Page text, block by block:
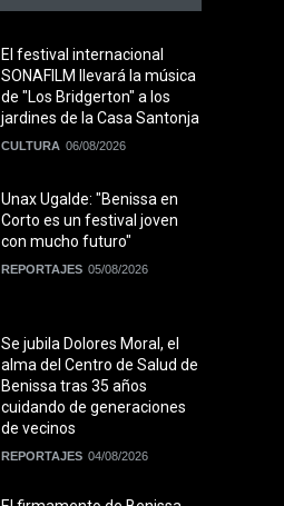
El festival internacional
SONAFILM llevará la música
de "Los Bridgerton" a los
jardines de la Casa Santonja
CULTURA 06/08/2026
Unax Ugalde: "Benissa en
Corto es un festival joven
con mucho futuro"
REPORTAJES 05/08/2026
Se jubila Dolores Moral, el
alma del Centro de Salud de
Benissa tras 35 años
cuidando de generaciones
de vecinos
REPORTAJES 04/08/2026